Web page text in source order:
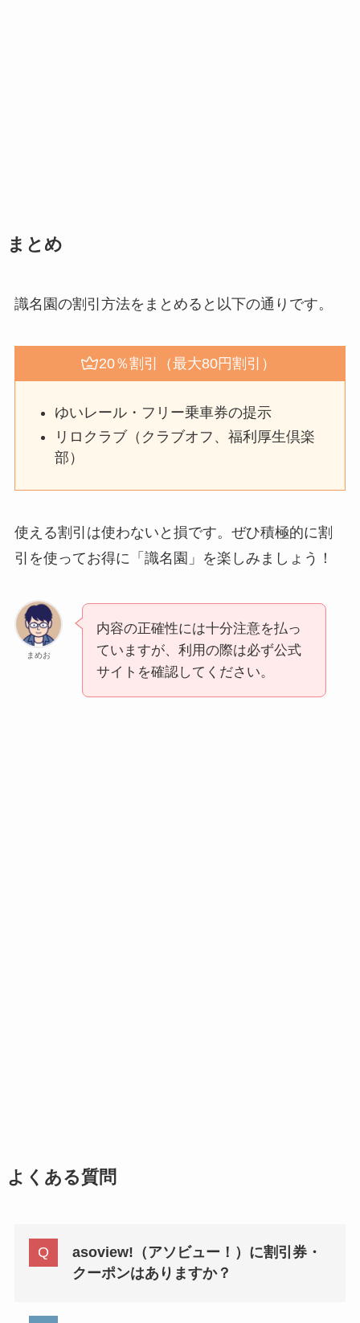
まとめ
識名園の割引方法をまとめると以下の通りです。
20％割引（最大80円割引）
ゆいレール・フリー乗車券の提示
リロクラブ（クラブオフ、福利厚生倶楽
部）
使える割引は使わないと損です。ぜひ積極的に割
引を使ってお得に「識名園」を楽しみましょう！
まめお
内容の正確性には十分注意を払っ
ていますが、利用の際は必ず公式
サイトを確認してください。
よくある質問
asoview!（アソビュー！）に割引券・
クーポンはありますか？